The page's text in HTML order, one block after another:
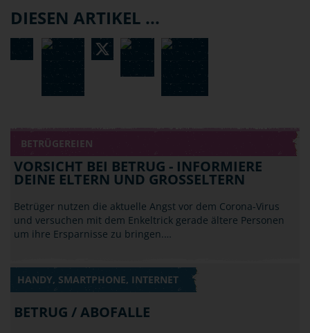
DIESEN ARTIKEL ...
BETRÜGEREIEN
VORSICHT BEI BETRUG - INFORMIERE
DEINE ELTERN UND GROSSELTERN
Betrüger nutzen die aktuelle Angst vor dem Corona-Virus
und versuchen mit dem Enkeltrick gerade ältere Personen
um ihre Ersparnisse zu bringen.…
HANDY, SMARTPHONE, INTERNET
BETRUG / ABOFALLE